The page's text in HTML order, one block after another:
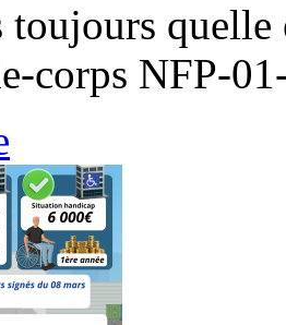
toujours
corps NFP-